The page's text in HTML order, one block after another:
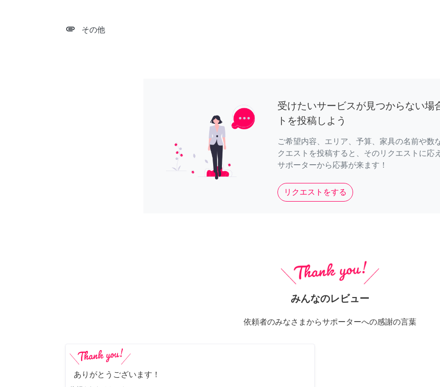
attachment その他
受けたいサービスが見つからない場
トを投稿しよう
ご希望内容、エリア、予算、家具の名前や数
クエストを投稿すると、そのリクエストに応
サポーターから応募が来ます！
リクエストをする
みんなのレビュー
依頼者のみなさまからサポーターへの感謝の言葉
ありがとうございます！